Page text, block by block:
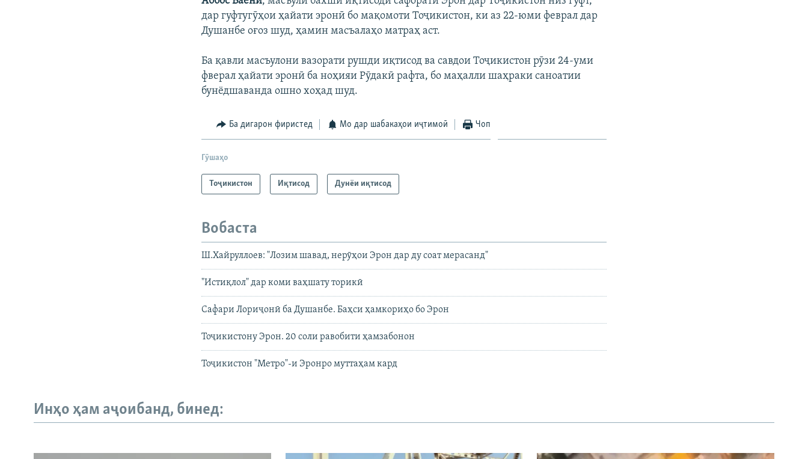
дар гуфтугӯҳои ҳайати эронӣ бо мақомоти Тоҷикистон, ки аз 22-юми феврал дар
Душанбе оғоз шуд, ҳамин масъалаҳо матраҳ аст.
Ба қавли масъулони вазорати рушди иқтисод ва савдои Тоҷикистон рӯзи 24-уми
фверал ҳайати эронӣ ба ноҳияи Рӯдакӣ рафта, бо маҳалли шаҳраки саноатии
бунёдшаванда ошно хоҳад шуд.
Ба дигарон фиристед Мо дар шабакаҳои иҷтимоӣ Чоп
Гӯшаҳо
Тоҷикистон Иқтисод Дунёи иқтисод
Вобаста
Ш.Хайруллоев: "Лозим шавад, нерӯҳои Эрон дар ду соат мерасанд"
"Истиқлол" дар коми ваҳшату торикӣ
Сафари Лориҷонӣ ба Душанбе. Баҳси ҳамкориҳо бо Эрон
Тоҷикистону Эрон. 20 соли равобити ҳамзабонон
Тоҷикистон "Метро"-и Эронро муттаҳам кард
Инҳо ҳам аҷоибанд, бинед: